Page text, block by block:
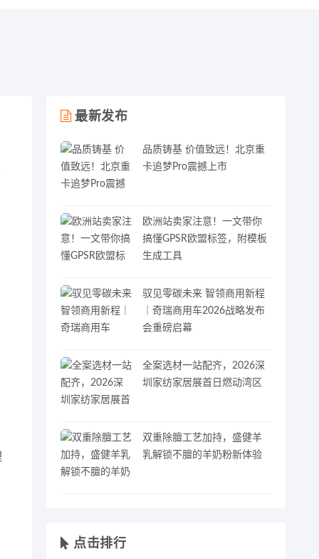
最新发布
品质铸基 价值致远！北京重
卡追梦Pro震撼上市
欧洲站卖家注意！一文带你
搞懂GPSR欧盟标签，附模板
生成工具
驭见零碳未来 智领商用新程
｜奇瑞商用车2026战略发布
会重磅启幕
全案选材一站配齐，2026深
圳家纺家居展首日燃动湾区
双重除膻工艺加持，盛健羊
乳解锁不膻的羊奶粉新体验
点击排行